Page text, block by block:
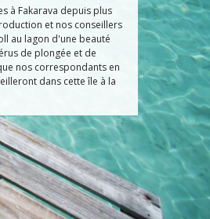
à Fakarava depuis plus
et nos conseillers
au lagon d'une beauté
de plongée et de
nos correspondants en
dans cette île à la